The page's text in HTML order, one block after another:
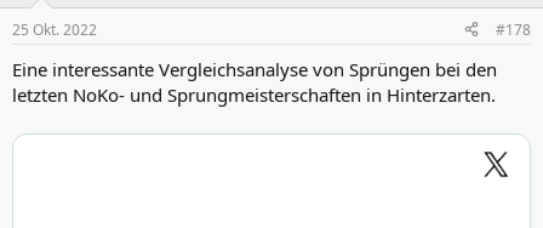
e
:
25 Okt. 2022 #178
Eine interessante Vergleichsanalyse von Sprüngen bei den
letzten NoKo- und Sprungmeisterschaften in Hinterzarten.